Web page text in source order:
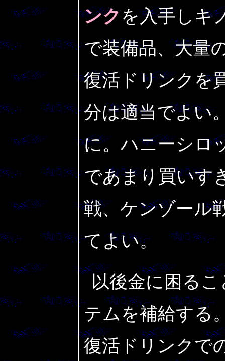
ンク を入手しキ
で装備品、大量
復活ドリンクを
分は適当でよい
に。ハニーシロ
であまり買いす
戦、ケンゾール
てよい。
以後金に困る
テムを補給する
復活ドリンクで